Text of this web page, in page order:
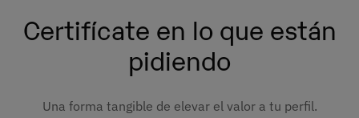
Certifícate en lo que están
pidiendo
Una forma tangible de elevar el valor a tu perfil.